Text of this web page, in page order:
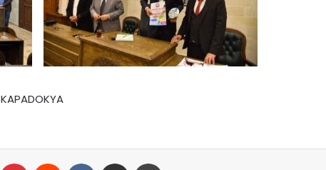
KAPADOKYA
Tumblr Pinterest Reddit VKontakteE-Posta ile paylaş